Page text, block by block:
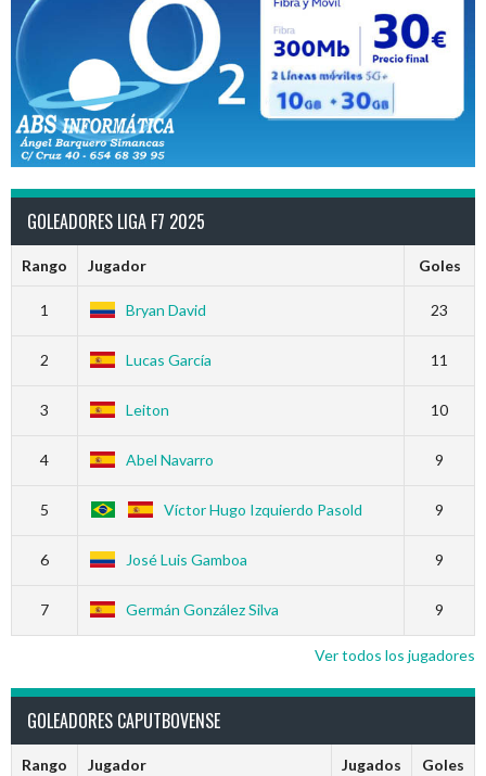
GOLEADORES LIGA F7 2025
Rango Jugador Goles
1 Bryan David 23
2 Lucas García 11
3 Leiton 10
4 Abel Navarro 9
5 Víctor Hugo Izquierdo Pasold 9
6 José Luis Gamboa 9
7 Germán González Silva 9
Ver todos los jugadores
GOLEADORES CAPUTBOVENSE
Rango Jugador Jugados Goles